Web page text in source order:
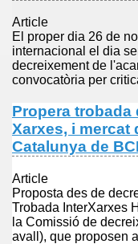
Article
El proper dia 26 de
internacional el dia
decreixement de
convocatòria per
Propera trobada
Xarxes, i mercat
Catalunya de
Article
Proposta des de
Trobada InterXarxes
la Comissió de
avall), que proposen